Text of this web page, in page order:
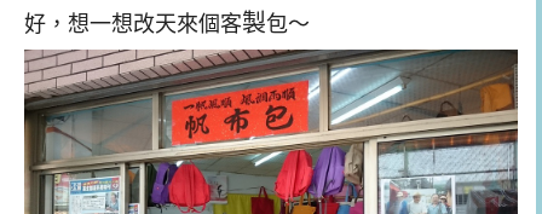
好，想一想改天來個客製包～